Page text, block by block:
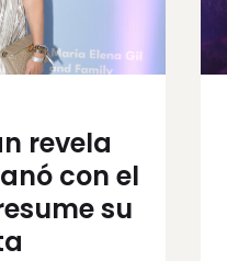
revela
con el
su